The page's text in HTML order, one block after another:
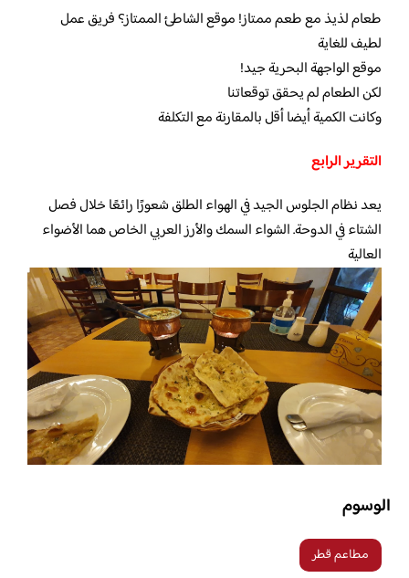
طعام لذيذ مع طعم ممتاز! موقع الشاطئ الممتاز؟ فريق عمل
لطيف للغاية
موقع الواجهة البحرية جيد!
لكن الطعام لم يحقق توقعاتنا
وكانت الكمية أيضا أقل بالمقارنة مع التكلفة
التقرير الرابع
يعد نظام الجلوس الجيد في الهواء الطلق شعورًا رائعًا خلال فصل
الشتاء في الدوحة. الشواء السمك والأرز العربي الخاص هما الأضواء
العالية
الوسوم
مطاعم قطر